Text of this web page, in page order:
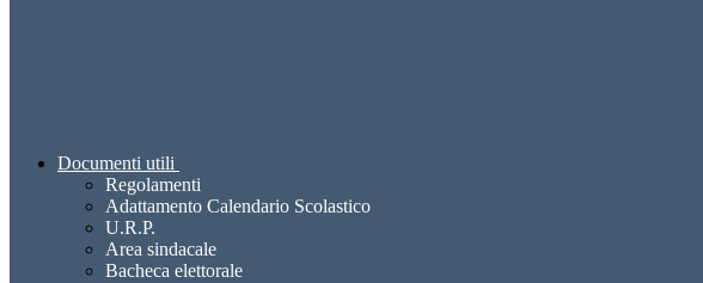
Documenti utili
Regolamenti
Adattamento Calendario Scolastico
U.R.P.
Area sindacale
Bacheca elettorale